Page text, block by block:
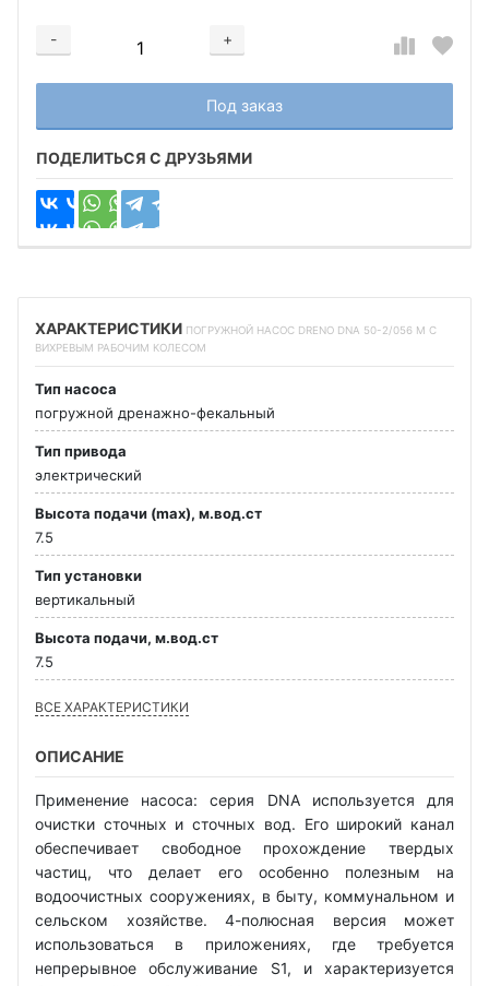
-
+
Добавляется...
Под заказ
Добавлен
ПОДЕЛИТЬСЯ С ДРУЗЬЯМИ
ХАРАКТЕРИСТИКИ ПОГРУЖНОЙ НАСОС DRENO DNA 50-2/056 M С
ВИХРЕВЫМ РАБОЧИМ КОЛЕСОМ
Тип насоса
погружной дренажно-фекальный
Тип привода
электрический
Высота подачи (max), м.вод.ст
7.5
Тип установки
вертикальный
Высота подачи, м.вод.ст
7.5
ВСЕ ХАРАКТЕРИСТИКИ
ОПИСАНИЕ
Применение насоса: серия DNA используется для
очистки сточных и сточных вод. Его широкий канал
обеспечивает свободное прохождение твердых
частиц, что делает его особенно полезным на
водоочистных сооружениях, в быту, коммунальном и
сельском хозяйстве. 4-полюсная версия может
использоваться в приложениях, где требуется
непрерывное обслуживание S1, и характеризуется